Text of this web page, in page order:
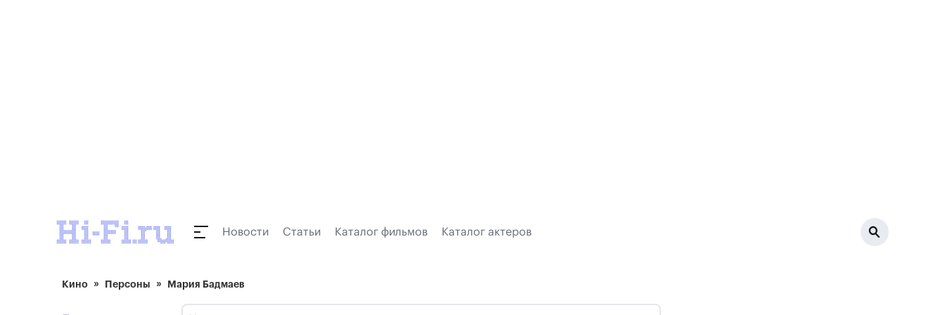
Новости Статьи Каталог фильмов Каталог актеров
Кино Персоны Мария Бадмаев